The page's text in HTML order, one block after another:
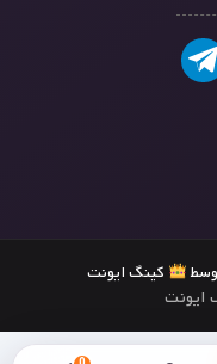
کینگ ایونت
ایونت